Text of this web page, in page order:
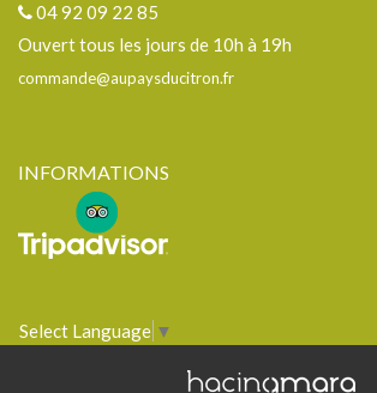
04 92 09 22 85
Ouvert tous les jours de 10h à 19h
commande@aupaysducitron.fr
INFORMATIONS
Select Language ▼